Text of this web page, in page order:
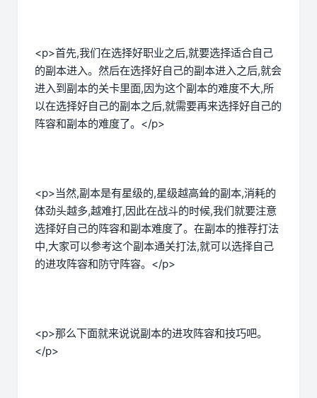
<p>首先,我们在选择好职业之后,就要选择适合自己
的副本进入。然后在选择好自己的副本进入之后,就会
进入到副本的关卡里面,因为这个副本的难度不大,所
以在选择好自己的副本之后,就需要再来选择好自己的
阵容和副本的难度了。</p>
<p>当然,副本是有星级的,星级越高耸的副本,消耗的
体劲头越多,越难打,因此在战斗的时候,我们就要注意
选择好自己的阵容和副本难度了。在副本的推荐打法
中,大家可以参考这个副本通关打法,就可以选择自己
的进攻阵容和防守阵容。</p>
<p>那么下面就来说说副本的进攻阵容和技巧吧。
</p>